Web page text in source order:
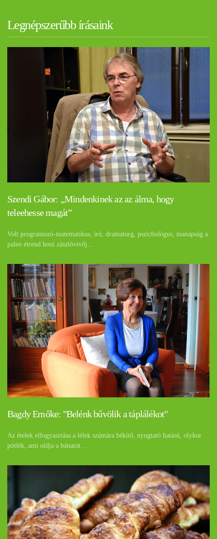
Legnépszerűbb írásaink
Szendi Gábor: „Mindenkinek az az álma, hogy
teleehesse magát”
Volt programozó-matematikus, író, dramaturg, pszichológus, manapság a
paleo étrend honi zászlóvivőj…
Bagdy Emőke: "Belénk bűvölik a táplálékot"
Az ételek elfogyasztása a lélek számára békítő, nyugtató hatású, olykor
pótlék, ami oldja a bánatot…